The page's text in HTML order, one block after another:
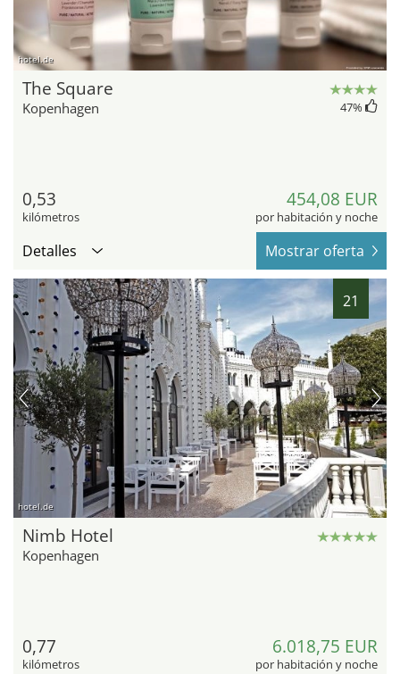
hotel.de
The Square
Kopenhagen 47%
0,53
kilómetros
454,08 EUR
por habitación y noche
Detalles Mostrar oferta
21
hotel.de
Nimb Hotel
Kopenhagen
0,77
kilómetros
6.018,75 EUR
por habitación y noche